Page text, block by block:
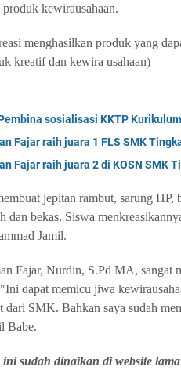
kewirausahaan.
menghasilkan produk yang
kreatif dan kewira usahaan)
sosialisasi KKTP
Fajar raih juara 1 FLS SMK
Fajar raih juara 2 di KOSN SMK
jepitan rambut, sarung
dan bekas. Siswa
Jamil.
Fajar, Nurdin, S.Pd MA, sangat
dapat memicu jiwa
dari SMK. Bahkan saya sudah
Babe.
sudah dinaikan di website